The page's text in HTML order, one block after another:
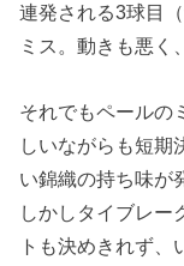
連発される3球目
ミス。動きも悪く
それでもペールの
しいながらも短期
い錦織の持ち味が
しかしタイブレー
トも決めきれず、